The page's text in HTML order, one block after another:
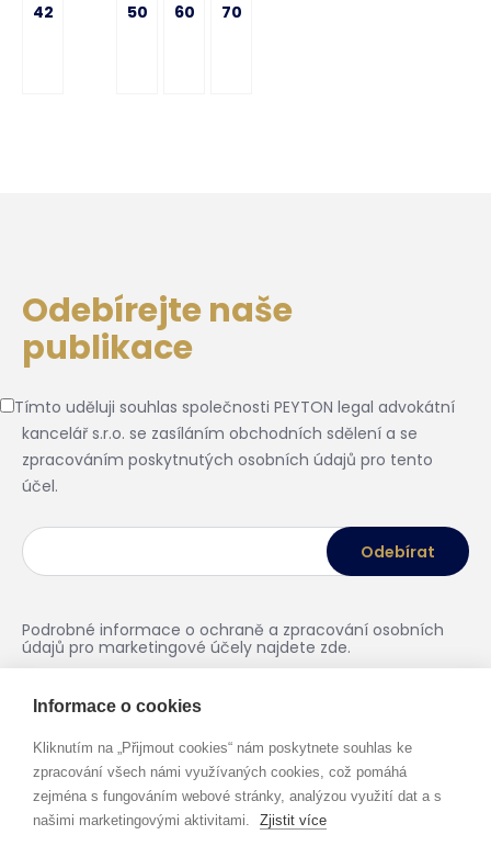
42 50 60 70
Odebírejte naše
publikace
Tímto uděluji souhlas společnosti PEYTON legal advokátní
kancelář s.r.o. se zasíláním obchodních sdělení a se
zpracováním poskytnutých osobních údajů pro tento
účel.
Podrobné informace o ochraně a zpracování osobních
údajů pro marketingové účely najdete zde.
Informace o cookies
Kliknutím na „Přijmout cookies“ nám poskytnete souhlas ke
zpracování všech námi využívaných cookies, což pomáhá
zejména s fungováním webové stránky, analýzou využití dat a s
našimi marketingovými aktivitami.
Zjistit více